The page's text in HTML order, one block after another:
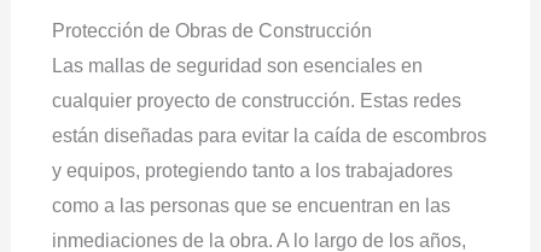
Protección de Obras de Construcción
Las mallas de seguridad son esenciales en
cualquier proyecto de construcción. Estas redes
están diseñadas para evitar la caída de escombros
y equipos, protegiendo tanto a los trabajadores
como a las personas que se encuentran en las
inmediaciones de la obra. A lo largo de los años,